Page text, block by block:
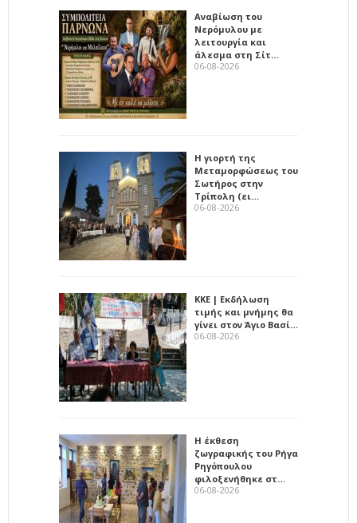
Αναβίωση του
Νερόμυλου με
λειτουργία και
άλεσμα στη Σίτ…
06-08-2026
Η γιορτή της
Μεταμορφώσεως του
Σωτήρος στην
Τρίπολη (ει…
06-08-2026
ΚΚΕ | Εκδήλωση
τιμής και μνήμης θα
γίνει στον Άγιο Βασί…
06-08-2026
Η έκθεση
ζωγραφικής του Ρήγα
Ρηγόπουλου
φιλοξενήθηκε στ…
06-08-2026